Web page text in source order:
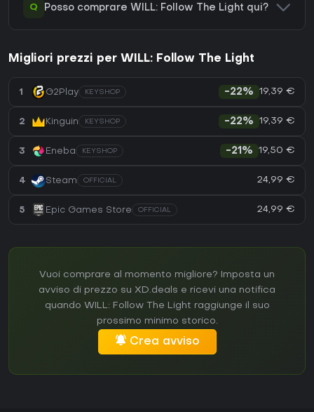
Q Posso comprare WILL: Follow The Light qui?
Migliori prezzi per WILL: Follow The Light
1 G2Play KEYSHOP -22% 19,39 €
2 Kinguin KEYSHOP -22% 19,39 €
3 Eneba KEYSHOP -21% 19,50 €
4 Steam OFFICIAL 24,99 €
5 Epic Games Store OFFICIAL 24,99 €
Vuoi comprare al momento migliore? Imposta un
avviso di prezzo su XD.deals e ricevi una notifica
quando WILL: Follow The Light raggiunge il suo
prossimo minimo storico.
Crea avviso